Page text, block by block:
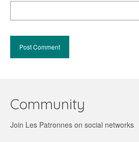
Community
Join Les Patronnes on social networks